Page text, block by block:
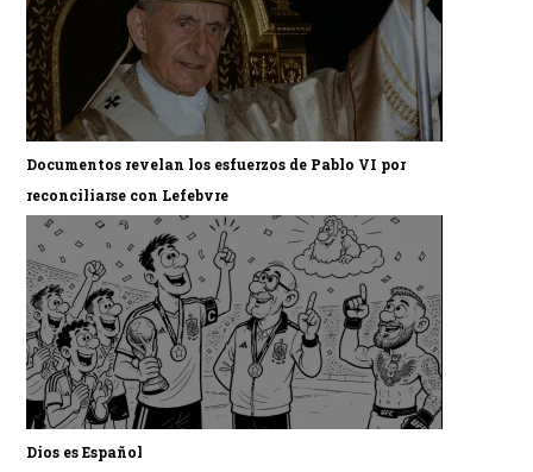
Documentos revelan los esfuerzos de Pablo VI por
reconciliarse con Lefebvre
Dios es Español